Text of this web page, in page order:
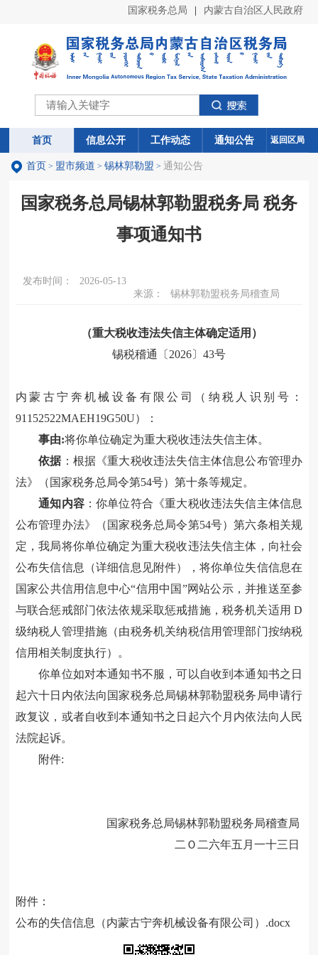
国家税务总局 内蒙古自治区人民政府
首页 信息公开 工作动态 通知公告
首页 信息公开 工作动态 通知公告 返回区局
首页 > 盟市频道 > 锡林郭勒盟 > 通知公告
国家税务总局锡林郭勒盟税务局 税务
事项通知书
发布时间：
2026-05-13
来源：
锡林郭勒盟税务局稽查局
（重大税收违法失信主体确定适用）
锡税稽通〔 2026〕 43号
内蒙古宁奔机械设备有限公司（纳税人识别号：
91152522MAEH19G50U）
：
事由:将你单位确定为重大税收违法失信主体。
依据：根据《重大税收违法失信主体信息公布管理办
法》
（国家税务总局令第54号） 第十条等规定。
通知内容：你单位符合《重大税收违法失信主体信息
公布管理办法》（国家税务总局令第54号）第六条相关规
定，我局将你单位确定为重大税收违法失信主体，向社会
公布失信信息（详细信息见附件），将你单位失信信息在
国家公共信用信息中心“信用中国”网站公示，并推送至参
与联合惩戒部门依法依规采取惩戒措施，税务机关适用 D
级纳税人管理措施（由税务机关纳税信用管理部门按纳税
信用相关制度执行）。
你单位如对本通知书不服，可以自收到本通知书之日
起六十日内依法向国家税务总局锡林郭勒盟税务局申请行
政复议，或者自收到本通知书之日起六个月内依法向人民
法院起诉。
附件:
国家税务总局锡林郭勒盟税务局稽查局
二Ｏ二六年五月一十三日
附件：
公布的失信信息（内蒙古宁奔机械设备有限公司）.docx